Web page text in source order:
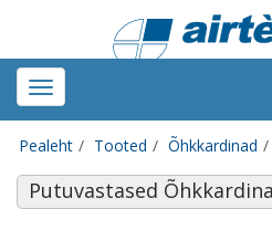
Toggle
navigation
Pealeht Tooted Õhkkardinad
Putuvastased